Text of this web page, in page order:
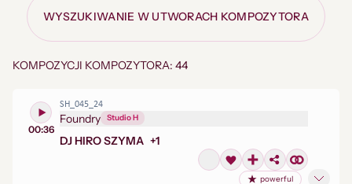
WYSZUKIWANIE W UTWORACH KOMPOZYTORA
KOMPOZYCJI KOMPOZYTORA: 44
00:36
SH_045_24
Foundry Studio H
DJ HIRO SZYMA +1
powerful